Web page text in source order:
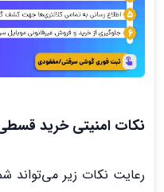
نکات امنیتی خرید
رعایت نکات زیر می‌تواند